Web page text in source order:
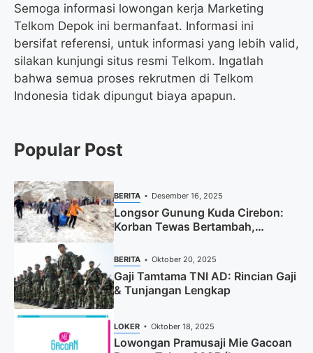
Semoga informasi lowongan kerja Marketing
Telkom Depok ini bermanfaat. Informasi ini
bersifat referensi, untuk informasi yang lebih valid,
silakan kunjungi situs resmi Telkom. Ingatlah
bahwa semua proses rekrutmen di Telkom
Indonesia tidak dipungut biaya apapun.
Popular Post
BERITA Desember 16, 2025
Longsor Gunung Kuda Cirebon:
Korban Tewas Bertambah,
Pencarian Dihentikan
BERITA Oktober 20, 2025
Gaji Tamtama TNI AD: Rincian Gaji
& Tunjangan Lengkap
LOKER Oktober 18, 2025
Lowongan Pramusaji Mie Gacoan